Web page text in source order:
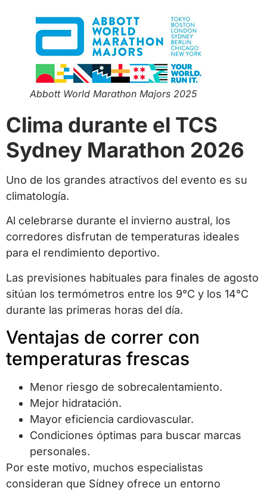
Abbott World Marathon Majors 2025
Clima durante el TCS
Sydney Marathon 2026
Uno de los grandes atractivos del evento es su
climatología.
Al celebrarse durante el invierno austral, los
corredores disfrutan de temperaturas ideales
para el rendimiento deportivo.
Las previsiones habituales para finales de agosto
sitúan los termómetros entre los 9°C y los 14°C
durante las primeras horas del día.
Ventajas de correr con
temperaturas frescas
Menor riesgo de sobrecalentamiento.
Mejor hidratación.
Mayor eficiencia cardiovascular.
Condiciones óptimas para buscar marcas
personales.
Por este motivo, muchos especialistas
consideran que Sídney ofrece un entorno